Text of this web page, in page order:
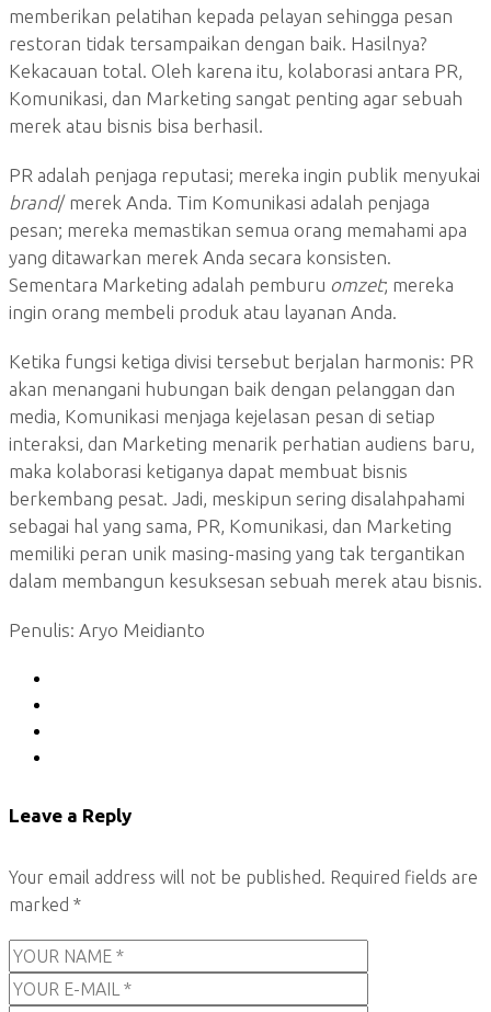
memberikan pelatihan kepada pelayan sehingga pesan
restoran tidak tersampaikan dengan baik. Hasilnya?
Kekacauan total. Oleh karena itu, kolaborasi antara PR,
Komunikasi, dan Marketing sangat penting agar sebuah
merek atau bisnis bisa berhasil.
PR adalah penjaga reputasi; mereka ingin publik menyukai
brand/ merek Anda. Tim Komunikasi adalah penjaga
pesan; mereka memastikan semua orang memahami apa
yang ditawarkan merek Anda secara konsisten.
Sementara Marketing adalah pemburu omzet; mereka
ingin orang membeli produk atau layanan Anda.
Ketika fungsi ketiga divisi tersebut berjalan harmonis: PR
akan menangani hubungan baik dengan pelanggan dan
media, Komunikasi menjaga kejelasan pesan di setiap
interaksi, dan Marketing menarik perhatian audiens baru,
maka kolaborasi ketiganya dapat membuat bisnis
berkembang pesat. Jadi, meskipun sering disalahpahami
sebagai hal yang sama, PR, Komunikasi, dan Marketing
memiliki peran unik masing-masing yang tak tergantikan
dalam membangun kesuksesan sebuah merek atau bisnis.
Penulis: Aryo Meidianto
Leave a Reply
Your email address will not be published. Required fields are
marked *